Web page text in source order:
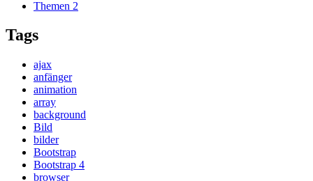
Themen 2
Tags
ajax
anfänger
animation
array
background
Bild
bilder
Bootstrap
Bootstrap 4
browser